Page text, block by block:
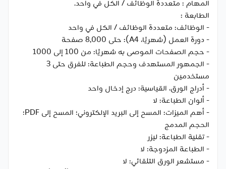
المهام : متعددة الوظائف / الكل في واحد.
الطابعة :
- الوظائف: متعددة الوظائف / الكل في واحد
- دورة العمل (شهريًا، A4): حتى 8,000 صفحة
- حجم الصفحات الموصى به شهريًا: من 100 إلى 1000
- الجمهور المستهدف وحجم الطباعة: للفرق حتى 3
مستخدمين
- أدراج الورق، القياسية: درج إدخال واحد
- ألوان الطباعة: لا
- أهم الميزات: المسح إلى البريد الإلكتروني؛ المسح إلى PDF؛
الحجم المدمج
- تقنية الطباعة: ليزر
- الطباعة المزدوجة: لا
- مستشعر الورق التلقائي: لا